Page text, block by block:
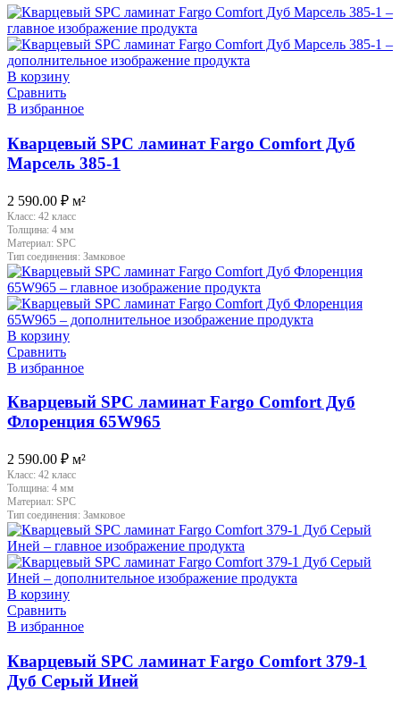
В корзину
Сравнить
В избранное
Кварцевый SPC ламинат Fargo Comfort Дуб
Марсель 385-1
2 590.00 ₽ м²
Класс: 42 класс
Толщина: 4 мм
Материал: SPC
Тип соединения: Замковое
В корзину
Сравнить
В избранное
Кварцевый SPC ламинат Fargo Comfort Дуб
Флоренция 65W965
2 590.00 ₽ м²
Класс: 42 класс
Толщина: 4 мм
Материал: SPC
Тип соединения: Замковое
В корзину
Сравнить
В избранное
Кварцевый SPC ламинат Fargo Comfort 379-1
Дуб Серый Иней